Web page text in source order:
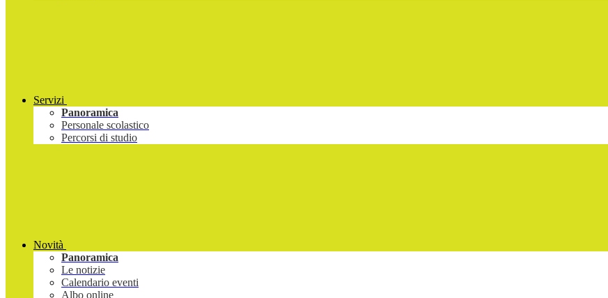
Servizi
Panoramica
Personale scolastico
Percorsi di studio
Novità
Panoramica
Le notizie
Calendario eventi
Albo online